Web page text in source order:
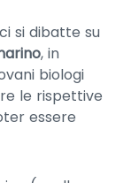
si dibatte su
, in
biologi
le rispettive
essere